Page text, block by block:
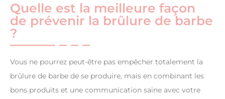
Quelle est la meilleure façon
de prévenir la brûlure de barbe
?
Vous ne pourrez peut-être pas empêcher totalement la
brûlure de barbe de se produire, mais en combinant les
bons produits et une communication saine avec votre